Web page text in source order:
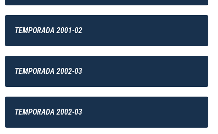
TEMPORADA 2001-02
TEMPORADA 2002-03
TEMPORADA 2002-03